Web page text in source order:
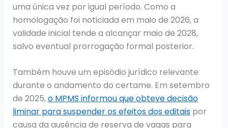
uma única vez por igual período. Como a
homologação foi noticiada em maio de 2026, a
validade inicial tende a alcançar maio de 2028,
salvo eventual prorrogação formal posterior.
Também houve um episódio jurídico relevante
durante o andamento do certame. Em setembro
de 2025,o MPMS informou que obteve decisão
liminar para suspender os efeitos dos editaispor
causa da ausência de reserva de vagas para